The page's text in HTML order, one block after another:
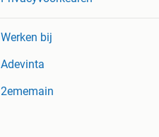
Werken bij
Adevinta
2ememain